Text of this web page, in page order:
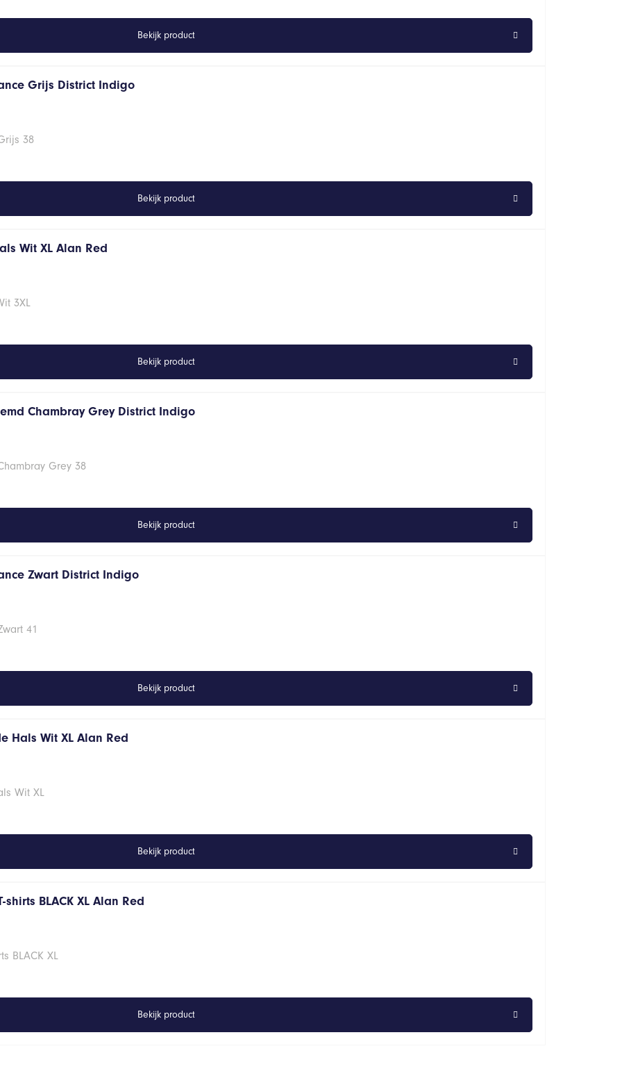
Bekijk product
Grijs District Indigo
38
Bekijk product
Wit XL Alan Red
3XL
Bekijk product
Chambray Grey District Indigo
Grey 38
Bekijk product
Zwart District Indigo
41
Bekijk product
Hals Wit XL Alan Red
Wit XL
Bekijk product
BLACK XL Alan Red
BLACK XL
Bekijk product